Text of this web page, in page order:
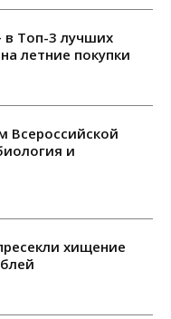
в Топ-3 лучших
летние покупки
Всероссийской
и
хищение